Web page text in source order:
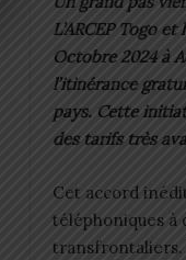
L’ARCEP Togo
Octobre 2024 à
l’itinérance
pays. Cette
des tarifs très
Cet accord
téléphoniques à
transfrontaliers.